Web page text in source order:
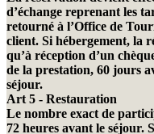
d’échange reprenant les
retourné à l’Office de
client. Si hébergement, la
qu’à réception d’un
de la prestation, 60 jours
séjour.
Art 5 - Restauration
Le nombre exact de
72 heures avant le séjour.